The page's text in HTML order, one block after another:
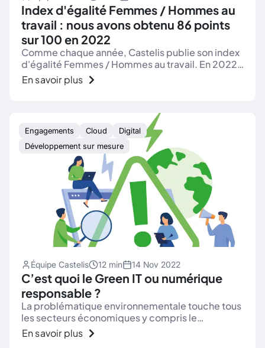
Index d'égalité Femmes / Hommes au
travail : nous avons obtenu 86 points
sur 100 en 2022
Comme chaque année, Castelis publie son index
d'égalité Femmes / Hommes au travail. En 2022,
nous conservons un score élevé : 86 sur 100.
En savoir plus
Engagements Cloud
Digital
Développement sur mesure
Équipe Castelis 12 min 14 Nov 2022
C’est quoi le Green IT ou numérique
responsable ?
La problématique environnementale touche tous
les secteurs économiques y compris le
numérique, rendant incontournable une
démarche Green IT.
En savoir plus